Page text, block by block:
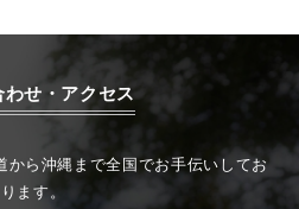
わせ・アクセス
から沖縄まで全国でお手伝いしてお
ります。